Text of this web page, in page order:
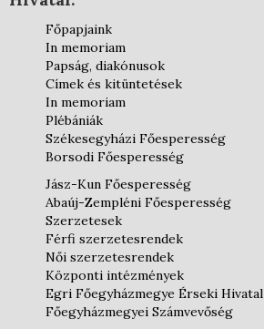
Főpapjaink
In memoriam
Papság, diakónusok
Címek és kitüntetések
In memoriam
Plébániák
Székesegyházi Főesperesség
Borsodi Főesperesség
Jász-Kun Főesperesség
Abaúj-Zempléni Főesperesség
Szerzetesek
Férfi szerzetesrendek
Női szerzetesrendek
Központi intézmények
Egri Főegyházmegye Érseki Hivatal
Főegyházmegyei Számvevőség